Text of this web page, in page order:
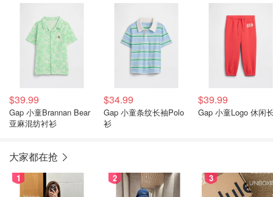
$39.99
Gap 小童Brannan Bear
亚麻混纺衬衫
$34.99
Gap 小童条纹长袖Polo
衫
$39.99
Gap 小童Logo 休闲
大家都在抢
1 2 3